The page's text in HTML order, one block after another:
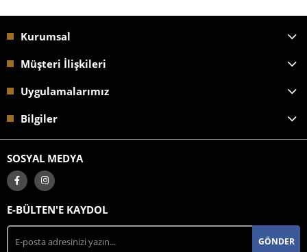
Kurumsal
Müşteri İlişkileri
Uygulamalarımız
Bilgiler
SOSYAL MEDYA
E-BÜLTEN'E KAYDOL
GÖNDER